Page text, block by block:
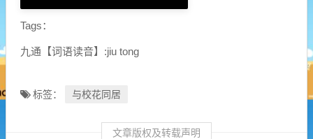
Tags：
九通【词语读音】:jiu tong
标签： 与校花同居
文章版权及转载声明